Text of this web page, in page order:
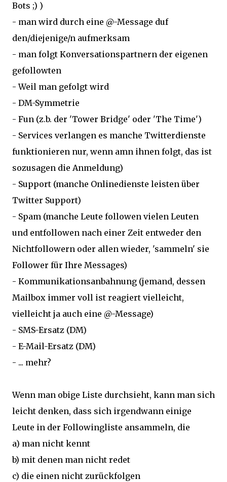
Bots ;) )
- man wird durch eine @-Message duf
den/diejenige/n aufmerksam
- man folgt Konversationspartnern der eigenen
gefollowten
- Weil man gefolgt wird
- DM-Symmetrie
- Fun (z.b. der 'Tower Bridge' oder 'The Time')
- Services verlangen es manche Twitterdienste
funktionieren nur, wenn amn ihnen folgt, das ist
sozusagen die Anmeldung)
- Support (manche Onlinedienste leisten über
Twitter Support)
- Spam (manche Leute followen vielen Leuten
und entfollowen nach einer Zeit entweder den
Nichtfollowern oder allen wieder, 'sammeln' sie
Follower für Ihre Messages)
- Kommunikationsanbahnung (jemand, dessen
Mailbox immer voll ist reagiert vielleicht,
vielleicht ja auch eine @-Message)
- SMS-Ersatz (DM)
- E-Mail-Ersatz (DM)
- ... mehr?
Wenn man obige Liste durchsieht, kann man sich
leicht denken, dass sich irgendwann einige
Leute in der Followingliste ansammeln, die
a) man nicht kennt
b) mit denen man nicht redet
c) die einen nicht zurückfolgen